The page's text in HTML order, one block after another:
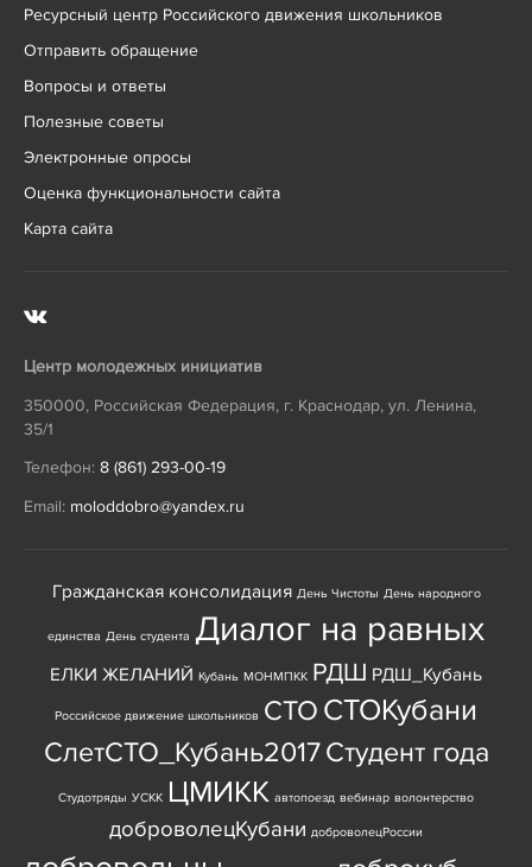
Ресурсный центр Российского движения школьников
Отправить обращение
Вопросы и ответы
Полезные советы
Электронные опросы
Оценка функциональности сайта
Карта сайта
Центр молодежных инициатив
350000, Российская Федерация, г. Краснодар, ул. Ленина,
35/1
Телефон: 8 (861) 293-00-19
Email: moloddobro@yandex.ru
Гражданская консолидация День Чистоты День народного
единства День студента Диалог на равных
ЕЛКИ ЖЕЛАНИЙ Кубань МОНМПКК РДШ РДШ_Кубань
Российское движение школьников СТО СТОКубани
СлетСТО_Кубань2017Студент года
Студотряды УСКК ЦМИКК автопоезд вебинар волонтерство
доброволецКубани доброволецРоссии